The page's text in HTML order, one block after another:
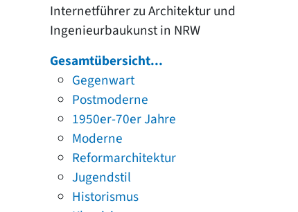
Internetführer zu Architektur und
Ingenieurbaukunst in NRW
Gesamtübersicht...
Gegenwart
Postmoderne
1950er-70er Jahre
Moderne
Reformarchitektur
Jugendstil
Historismus